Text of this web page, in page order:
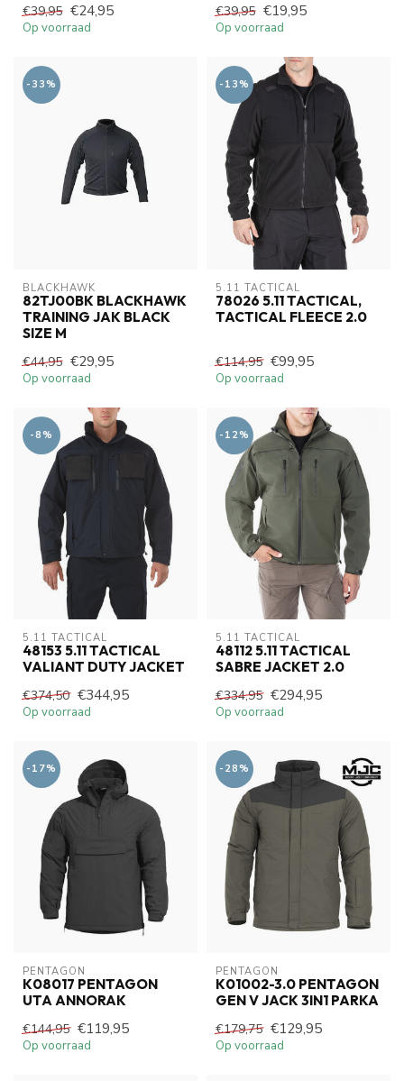
€39,95 €24,95
Op voorraad
€39,95 €19,95
Op voorraad
-33%
BLACKHAWK
82TJ00BK BLACKHAWK
TRAINING JAK BLACK
SIZE M
€44,95 €29,95
Op voorraad
-13%
5.11 TACTICAL
78026 5.11 TACTICAL,
TACTICAL FLEECE 2.0
€114,95 €99,95
Op voorraad
-8%
5.11 TACTICAL
48153 5.11 TACTICAL
VALIANT DUTY JACKET
€374,50 €344,95
Op voorraad
-12%
5.11 TACTICAL
48112 5.11 TACTICAL
SABRE JACKET 2.0
€334,95 €294,95
Op voorraad
-17%
PENTAGON
K08017 PENTAGON
UTA ANNORAK
€144,95 €119,95
Op voorraad
-28%
PENTAGON
K01002-3.0 PENTAGON
GEN V JACK 3IN1 PARKA
€179,75 €129,95
Op voorraad